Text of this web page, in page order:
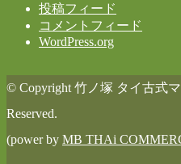
投稿フィード
コメントフィード
WordPress.org
© Copyright 竹ノ塚 タイ古式
Reserved.
(power by MB THAi